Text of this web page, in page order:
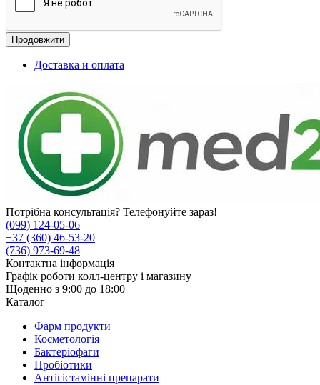
Продовжити
Доставка и оплата
Потрібна консультація? Телефонуйте зараз!
(099) 124-05-06
+37 (360) 46-53-20
(736) 973-69-48
Контактна інформація
Графік роботи колл-центру і магазину
Щоденно з 9:00 до 18:00
Каталог
Фарм продукти
Косметологія
Бактеріофаги
Пробіотики
Антігістамінні препарати